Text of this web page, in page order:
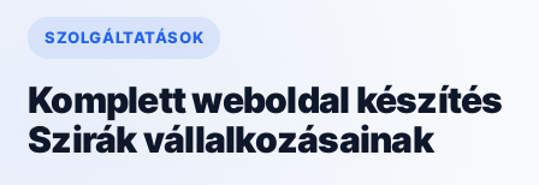
SZOLGÁLTATÁSOK
Komplett weboldal készítés
Szirák vállalkozásainak